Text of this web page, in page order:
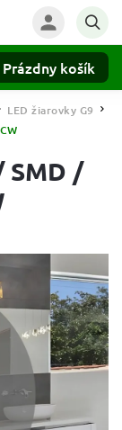
Prázdny košík
LED žiarovky G9 /
SMD /